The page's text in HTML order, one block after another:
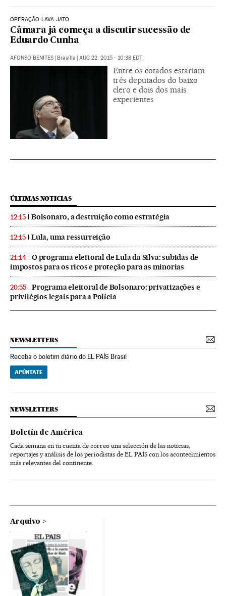
OPERAÇÃO LAVA JATO
Câmara já começa a discutir sucessão de
Eduardo Cunha
AFONSO BENITES | Brasília | AUG 22, 2015 - 10:38 EDT
Entre os cotados estariam
três deputados do baixo
clero e dois dos mais
experientes
ÚLTIMAS NOTICIAS
12:15 Bolsonaro, a destruição como estratégia
12:15 Lula, uma ressurreição
21:14
O programa eleitoral de Lula da Silva: subidas de
impostos para os ricos e proteção para as minorias
20:55
Programa eleitoral de Bolsonaro: privatizações e
privilégios legais para a Polícia
NEWSLETTERS
Receba o boletim diário do EL PAÍS Brasil
APÚNTATE
NEWSLETTERS
Boletín de América
Cada semana en tu cuenta de correo una selección de las noticias,
reportajes y análisis de los periodistas de EL PAÍS con los acontecimientos
más relevantes del continente.
Arquivo